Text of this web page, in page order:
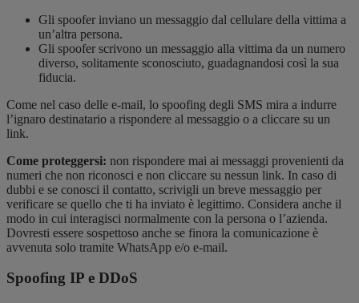
Gli spoofer inviano un messaggio dal cellulare della vittima a
un’altra persona.
Gli spoofer scrivono un messaggio alla vittima da un numero
diverso, solitamente sconosciuto, guadagnandosi così la sua
fiducia.
Come nel caso delle e-mail, lo spoofing degli SMS mira a indurre
l’ignaro destinatario a rispondere al messaggio o a cliccare su un
link.
Come proteggersi: non rispondere mai ai messaggi provenienti da
numeri che non riconosci e non cliccare su nessun link. In caso di
dubbi e se conosci il contatto, scrivigli un breve messaggio per
verificare se quello che ti ha inviato è legittimo. Considera anche il
modo in cui interagisci normalmente con la persona o l’azienda.
Dovresti essere sospettoso anche se finora la comunicazione è
avvenuta solo tramite WhatsApp e/o e-mail.
Spoofing IP e DDoS